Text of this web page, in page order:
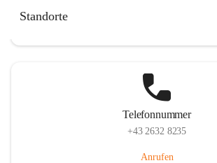
Standorte
Telefonnummer
+43 2632 8235
Anrufen